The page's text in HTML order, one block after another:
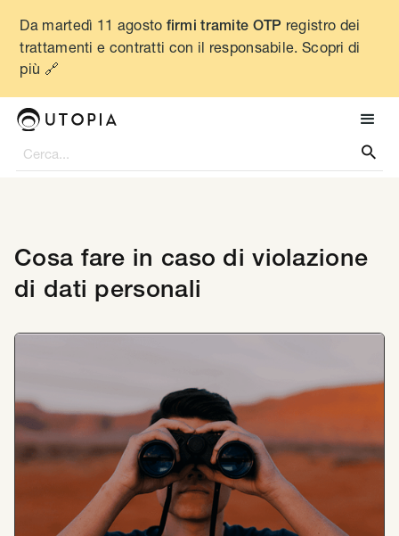
Da martedì 11 agosto firmi tramite OTP registro dei
trattamenti e contratti con il responsabile. Scopri di
più 🔗

Cosa fare in caso di violazione
di dati personali